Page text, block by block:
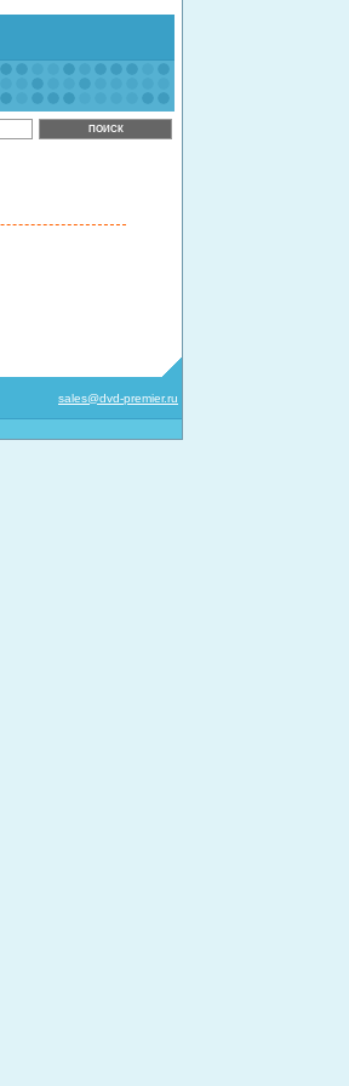
sales@dvd-premier.ru